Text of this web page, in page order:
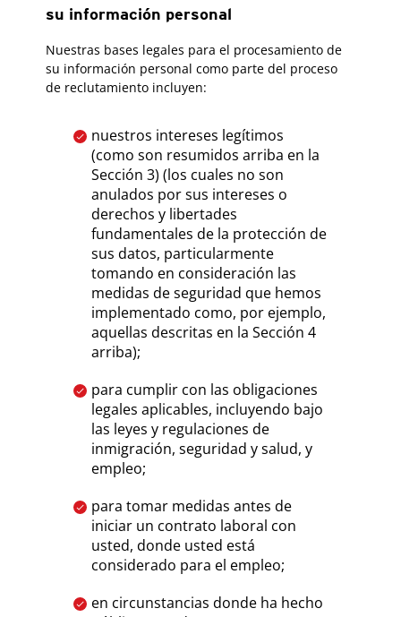
su información personal
Nuestras bases legales para el procesamiento de
su información personal como parte del proceso
de reclutamiento incluyen:
nuestros intereses legítimos
(como son resumidos arriba en la
Sección 3) (los cuales no son
anulados por sus intereses o
derechos y libertades
fundamentales de la protección de
sus datos, particularmente
tomando en consideración las
medidas de seguridad que hemos
implementado como, por ejemplo,
aquellas descritas en la Sección 4
arriba);
para cumplir con las obligaciones
legales aplicables, incluyendo bajo
las leyes y regulaciones de
inmigración, seguridad y salud, y
empleo;
para tomar medidas antes de
iniciar un contrato laboral con
usted, donde usted está
considerado para el empleo;
en circunstancias donde ha hecho